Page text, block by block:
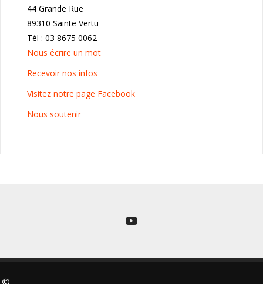
44 Grande Rue
89310 Sainte Vertu
Tél : 03 8675 0062
Nous écrire un mot
Recevoir nos infos
Visitez notre page Facebook
Nous soutenir